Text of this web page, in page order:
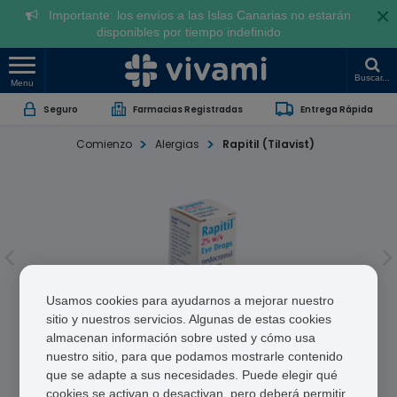
Importante: los envíos a las Islas Canarias no estarán
disponibles por tiempo indefinido
×
Menu
Buscar...
Seguro Farmacias Registradas Entrega Rápida
Comienzo Alergias Rapitil (Tilavist)
Rapitil (Tilavist)
Usamos cookies para ayudarnos a mejorar nuestro
sitio y nuestros servicios. Algunas de estas cookies
almacenan información sobre usted y cómo usa
nuestro sitio, para que podamos mostrarle contenido
que se adapte a sus necesidades. Puede elegir qué
cookies se activan o desactivan, pero deberá permitir